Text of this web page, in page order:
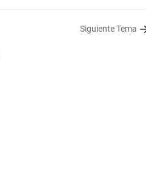
Siguiente Tema